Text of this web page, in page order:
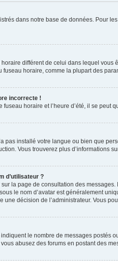
dans notre base de données. Pour
horaire différent de celui dans lequel
horaire, comme la plupart des
incorrecte !
horaire et l’heure d’été, il se
pas installé votre langue ou bien que
Vous trouverez plus d’informations
d’utilisateur ?
sur la page de consultation des
le nom d’avatar est généralement
une décision de l’administrateur. Vous
le nombre de messages
abusez des forums en postant des